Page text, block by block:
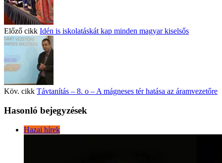
Előző cikk Idén is iskolatáskát kap minden magyar kiselsős
Köv. cikk Távtanítás – 8. o – A mágneses tér hatása az áramvezetőre
Hasonló bejegyzések
Hazai hírek